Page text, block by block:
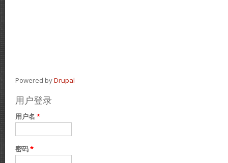
Powered byDrupal
用户登录
用户名 *
密码*